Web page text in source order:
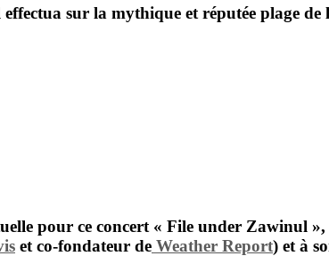
sur la mythique et réputée plage de
pour ce concert « File under Zawinul »,
et co-fondateur de Weather Report) et à